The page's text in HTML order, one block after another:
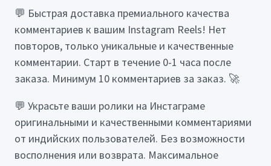
💬 Быстрая доставка премиального качества
комментариев к вашим Instagram Reels! Нет
повторов, только уникальные и качественные
комментарии. Старт в течение 0-1 часа после
заказа. Минимум 10 комментариев за заказ. 🚀
💬 Украсьте ваши ролики на Инстаграме
оригинальными и качественными комментариями
от индийских пользователей. Без возможности
восполнения или возврата. Максимальное